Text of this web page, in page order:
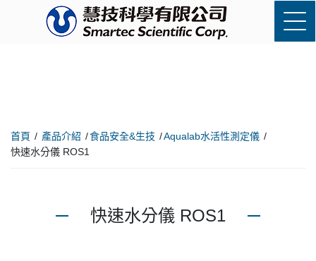
首頁 產品介紹 食品安全&生技
Aqualab水活性測定儀
快速水分儀 ROS1
快速水分儀 ROS1